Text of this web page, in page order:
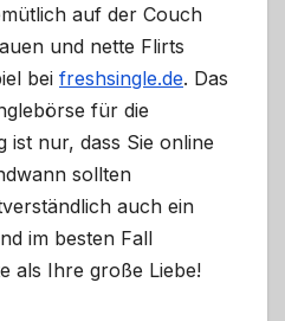
auf der Couch
und nette Flirts
bei freshsingle.de. Das
für die
ist nur, dass Sie online
sollten
auch ein
im besten Fall
als Ihre große Liebe!